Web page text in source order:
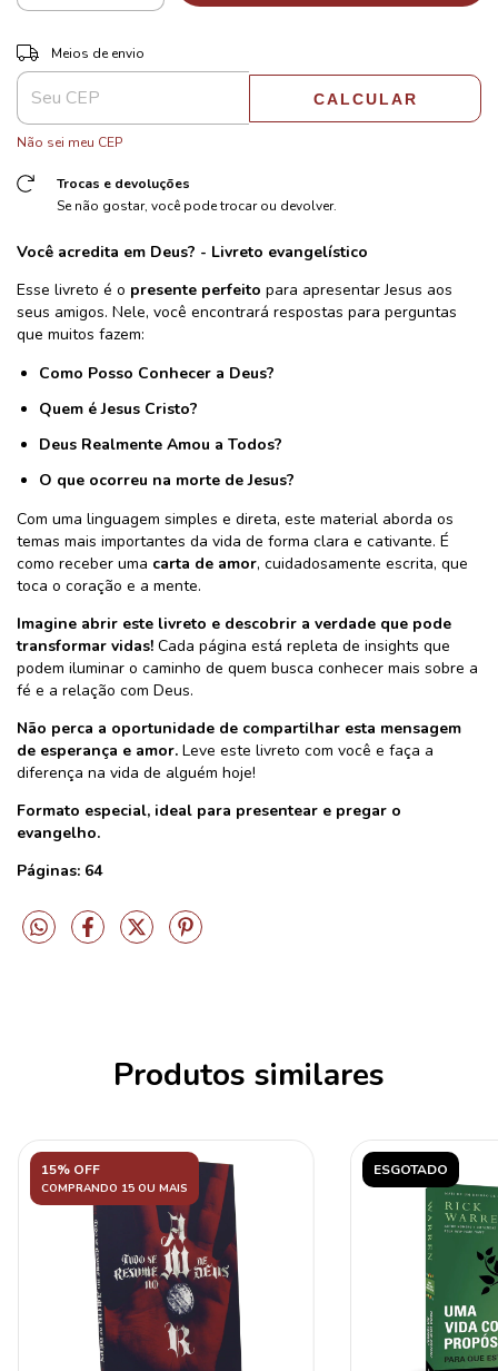
Entregas para o CEP:
Meios de envio
CALCULAR
Não sei meu CEP
Trocas e devoluções
Se não gostar, você pode trocar ou devolver.
Você acredita em Deus? - Livreto evangelístico
Esse livreto é o presente perfeito para apresentar Jesus aos
seus amigos. Nele, você encontrará respostas para perguntas
que muitos fazem:
Como Posso Conhecer a Deus?
Quem é Jesus Cristo?
Deus Realmente Amou a Todos?
O que ocorreu na morte de Jesus?
Com uma linguagem simples e direta, este material aborda os
temas mais importantes da vida de forma clara e cativante. É
como receber uma carta de amor, cuidadosamente escrita, que
toca o coração e a mente.
Imagine abrir este livreto e descobrir a verdade que pode
transformar vidas! Cada página está repleta de insights que
podem iluminar o caminho de quem busca conhecer mais sobre a
fé e a relação com Deus.
Não perca a oportunidade de compartilhar esta mensagem
de esperança e amor. Leve este livreto com você e faça a
diferença na vida de alguém hoje!
Formato especial, ideal para presentear e pregar o
evangelho.
Páginas: 64
Produtos similares
15% OFF
COMPRANDO 15 OU MAIS
ESGOTADO